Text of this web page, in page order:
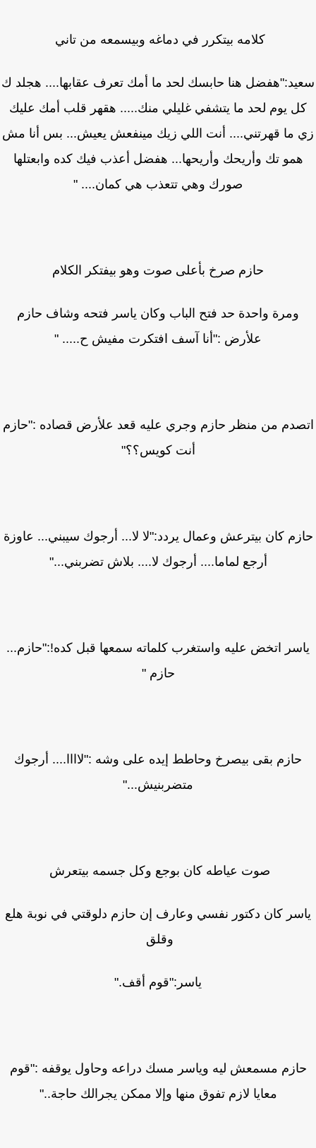
كلامه بيتكرر في دماغه وبيسمعه من تاني
هنا حابسك لحد ما أمك تعرف عقابها.... هجلد ك
يوم لحد ما يتشفي غليلي منك..... هقهر قلب أمك عليك
ما قهرتني.... أنت اللي زيك مينفعش يعيش... بس أنا مش
همو تك وأريحك وأريحها... هفضل أعذب فيك كده وابعتلها
صورك وهي تتعذب هي كمان.... "
حازم صرخ بأعلى صوت وهو بيفتكر الكلام
ومرة واحدة حد فتح الباب وكان ياسر فتحه وشاف حازم
علأرض :"أنا آسف افتكرت مفيش ح..... "
من منظر حازم وجري عليه قعد علأرض قصاده :"حازم
أنت كويس؟؟"
كان بيترعش وعمال يردد:"لا لا... أرجوك سيبني... عاوزة
أرجع لماما.... أرجوك لا.... بلاش تضربني..."
اتخض عليه واستغرب كلماته سمعها قبل كده!:"حازم...
حازم "
حازم بقى بيصرخ وحاطط إيده على وشه :"لاااا.... أرجوك
متضربنيش..."
صوت عياطه كان بوجع وكل جسمه بيتعرش
كان دكتور نفسي وعارف إن حازم دلوقتي في نوبة هلع
وقلق
ياسر:"قوم أقف."
مسمعش ليه وياسر مسك دراعه وحاول يوقفه :"قوم
معايا لازم تفوق منها وإلا ممكن يجرالك حاجة.."